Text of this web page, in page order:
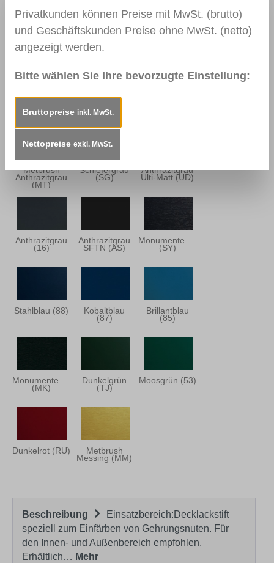
Metbrush
Quarzgrau
(MQ)
Quarzgrau
(GD)
Basaltgrau
SFTN (BD)
Alux DB 703
(AL)
Quarz Platin
(QP)
Metbrush
Anthrazitgrau
(MT)
Schiefergrau
(SG)
Anthrazitgrau
Ulti-Matt (UD)
Anthrazitgrau
(16)
Anthrazitgrau
SFTN (AS)
Monumentenblau
(SY)
Stahlblau (88) Kobaltblau
(87)
Brillantblau
(85)
Monumentengrün
(MK)
Dunkelgrün
(TJ)
Moosgrün (53)
Dunkelrot (RU) Metbrush
Messing (MM)
Beschreibung
Einsatzbereich:Decklackstift
speziell zum Einfärben von Gehrungsnuten. Für
den Innen- und Außenbereich empfohlen.
Erhältlich… Mehr
Privatkunden können Preise mit MwSt. (brutto)
und Geschäftskunden Preise ohne MwSt. (netto)
angezeigt werden.
Bitte wählen Sie Ihre bevorzugte Einstellung:
Bruttopreise inkl. MwSt.
Nettopreise exkl. MwSt.